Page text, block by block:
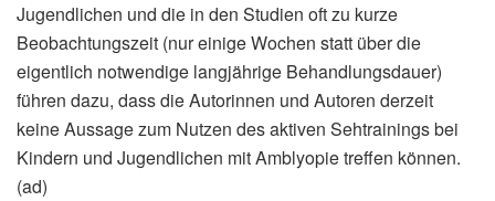
Jugendlichen und die in den Studien oft zu kurze
Beobachtungszeit (nur einige Wochen statt über die
eigentlich notwendige langjährige Behandlungsdauer)
führen dazu, dass die Autorinnen und Autoren derzeit
keine Aussage zum Nutzen des aktiven Sehtrainings bei
Kindern und Jugendlichen mit Amblyopie treffen können.
(ad)